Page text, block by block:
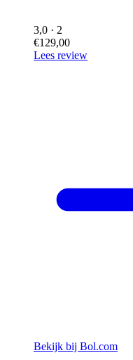
3,0 · 2
€129,00
Lees review
Bekijk bij Bol.com